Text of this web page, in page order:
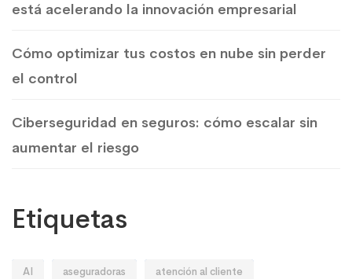
está acelerando la innovación empresarial
Cómo optimizar tus costos en nube sin perder
el control
Ciberseguridad en seguros: cómo escalar sin
aumentar el riesgo
Etiquetas
AI aseguradoras atención al cliente